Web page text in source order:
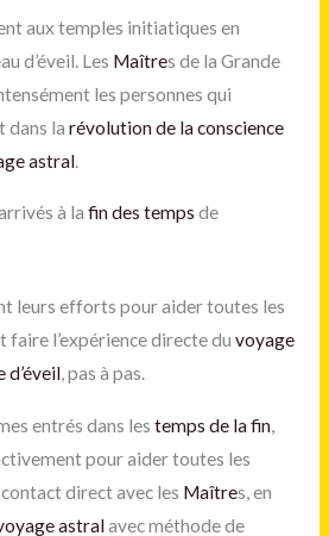
aux temples initiatiques en
d’éveil. Les Maîtres de la Grande
les personnes qui
dans la révolution de la conscience
astral.
à lafin des temps de
leurs efforts pour aider toutes les
faire l’expérience directe du voyage
d’éveil, pas à pas.
entrés dans les temps de la fin,
pour aider toutes les
direct avec les Maîtres, en
astralavec méthode de